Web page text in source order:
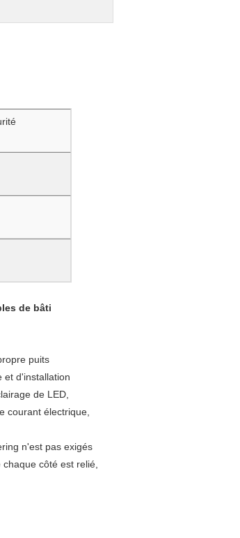
de bâti
puits
et d'installation
de LED,
courant électrique,
n'est pas exigés
côté est relié,